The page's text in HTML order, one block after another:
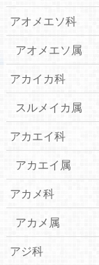
アオメエソ科
アオメエソ属
アカイカ科
スルメイカ属
アカエイ科
アカエイ属
アカメ科
アカメ属
アジ科